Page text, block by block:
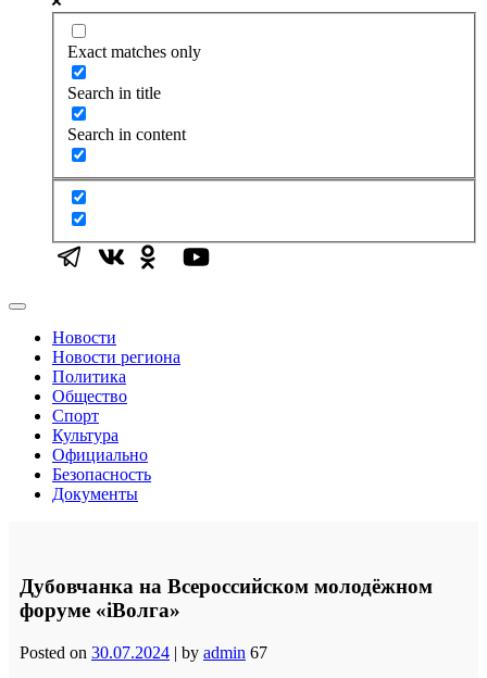
Exact matches only
Search in title
Search in content
Новости
Новости региона
Политика
Общество
Спорт
Культура
Официально
Безопасность
Документы
Дубовчанка на Всероссийском молодёжном
форуме «iВолга»
Posted on 30.07.2024 | by admin 67